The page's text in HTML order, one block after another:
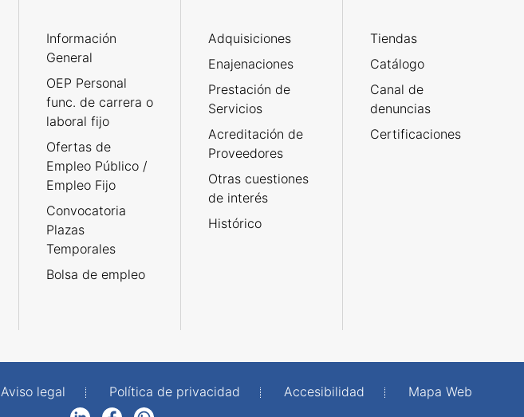
Información
General
OEP Personal
func. de carrera o
laboral fijo
Ofertas de
Empleo Público /
Empleo Fijo
Convocatoria
Plazas
Temporales
Bolsa de empleo
Adquisiciones
Enajenaciones
Prestación de
Servicios
Acreditación de
Proveedores
Otras cuestiones
de interés
Histórico
Tiendas
Catálogo
Canal de
denuncias
Certificaciones
Aviso legal Política de privacidad Accesibilidad
Mapa Web